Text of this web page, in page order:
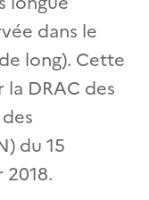
dans le
long). Cette
DRAC des
du 15